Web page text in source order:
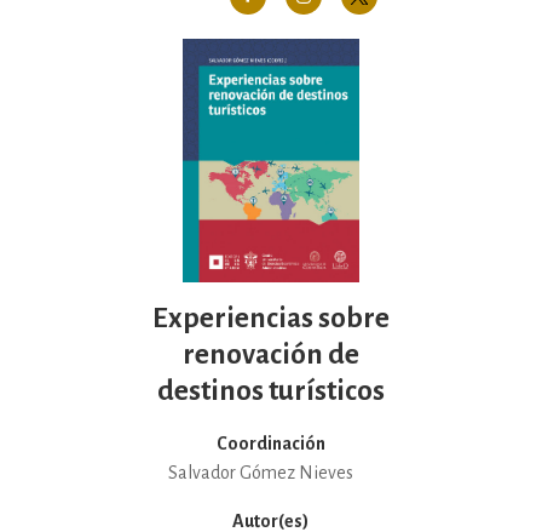
Experiencias sobre
renovación de
destinos turísticos
Coordinación
Salvador Gómez Nieves
Autor(es)